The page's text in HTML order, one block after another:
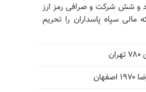
و شش شرکت و صرافی رمز ارز
مالی سپاه پاسداران را تحریم